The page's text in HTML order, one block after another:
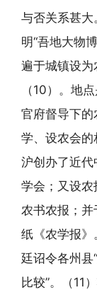
与否关系甚大
明“吾地大物
遍于城镇设
（10）。地
官府督导下
学、设农会
沪创办了近
学会；又设
农书农报；
纸《农学报
廷诏令各州县
比较”。（11